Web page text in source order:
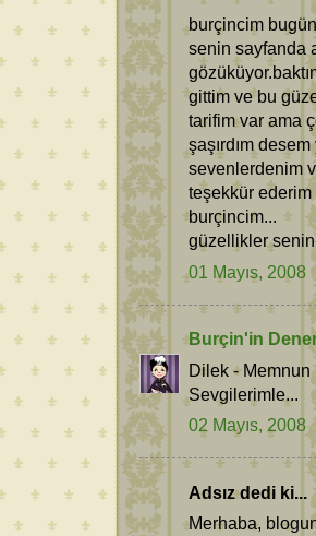
burçincim
senin sayfanda
gittim ve bu
tarifim var ama
şaşırdım
sevenlerdenim
teşekkür
burçincim...
güzellikler
01 Mayıs, 2008
Burçin'in
Dilek - Memnun
Sevgilerimle...
02 Mayıs, 2008
Adsız dedi ki...
Merhaba,